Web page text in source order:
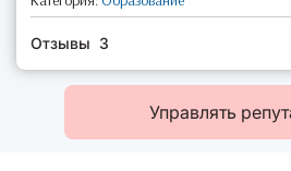
Отзывы 3
Управлять